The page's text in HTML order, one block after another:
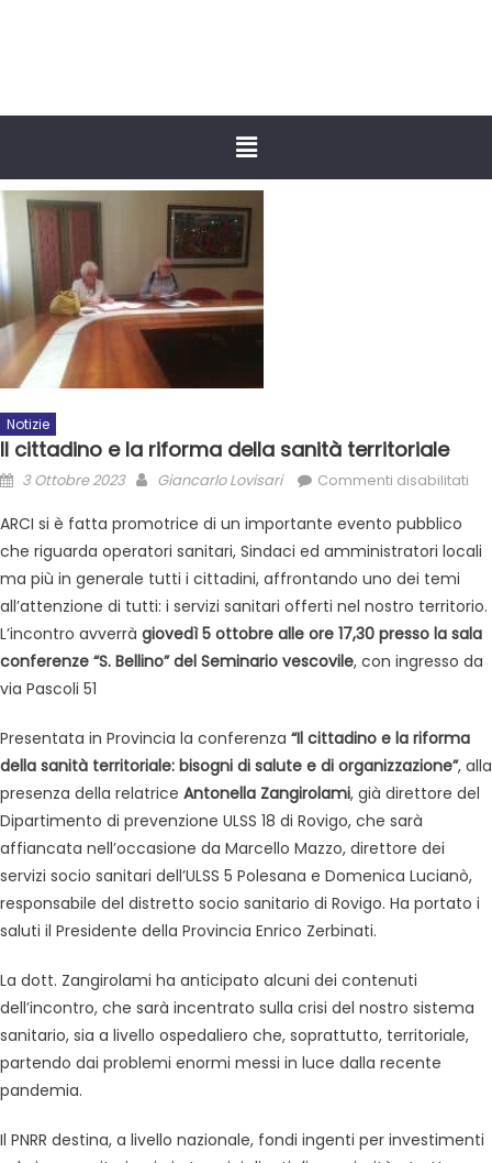
Notizie
Il cittadino e la riforma della sanità territoriale
3 Ottobre 2023 Giancarlo Lovisari Commenti disabilitati
ARCI si è fatta promotrice di un importante evento pubblico
che riguarda operatori sanitari, Sindaci ed amministratori locali
ma più in generale tutti i cittadini, affrontando uno dei temi
all’attenzione di tutti: i servizi sanitari offerti nel nostro territorio.
L’incontro avverrà giovedì 5 ottobre alle ore 17,30 presso la sala
conferenze “S. Bellino” del Seminario vescovile, con ingresso da
via Pascoli 51
Presentata in Provincia la conferenza “Il cittadino e la riforma
della sanità territoriale: bisogni di salute e di organizzazione”, alla
presenza della relatrice Antonella Zangirolami, già direttore del
Dipartimento di prevenzione ULSS 18 di Rovigo, che sarà
affiancata nell’occasione da Marcello Mazzo, direttore dei
servizi socio sanitari dell’ULSS 5 Polesana e Domenica Lucianò,
responsabile del distretto socio sanitario di Rovigo. Ha portato i
saluti il Presidente della Provincia Enrico Zerbinati.
La dott. Zangirolami ha anticipato alcuni dei contenuti
dell’incontro, che sarà incentrato sulla crisi del nostro sistema
sanitario, sia a livello ospedaliero che, soprattutto, territoriale,
partendo dai problemi enormi messi in luce dalla recente
pandemia.
Il PNRR destina, a livello nazionale, fondi ingenti per investimenti